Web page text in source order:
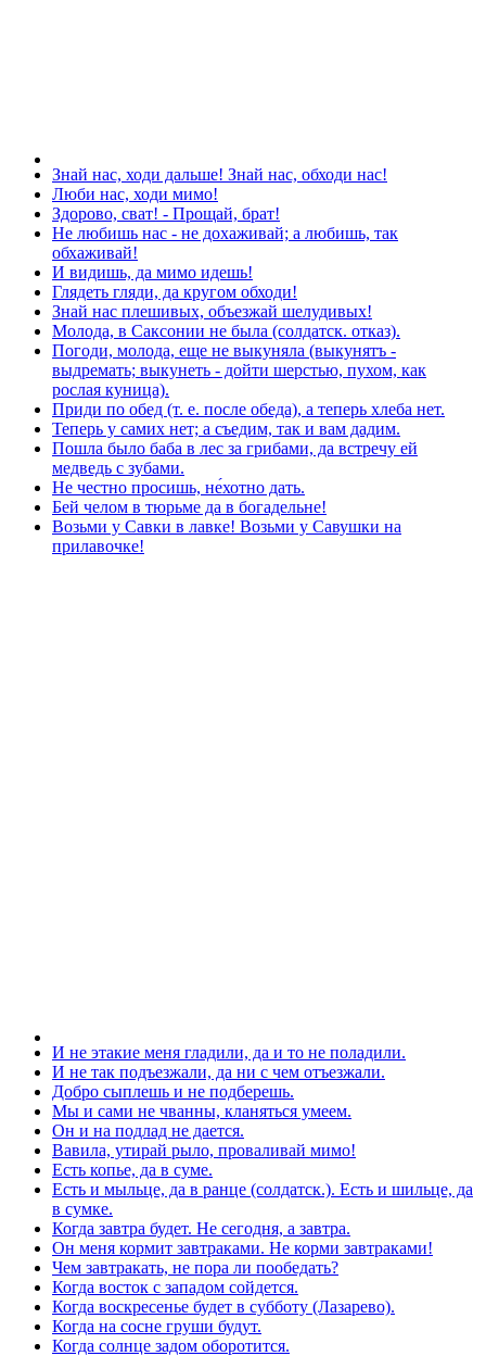
Знай нас, ходи дальше! Знай нас, обходи нас!
Люби нас, ходи мимо!
Здорово, сват! - Прощай, брат!
Не любишь нас - не дохаживай; а любишь, так
обхаживай!
И видишь, да мимо идешь!
Глядеть гляди, да кругом обходи!
Знай нас плешивых, объезжай шелудивых!
Молода, в Саксонии не была (солдатск. отказ).
Погоди, молода, еще не выкуняла (выкунятъ -
выдремать; выкунеть - дойти шерстью, пухом, как
рослая куница).
Приди по обед (т. е. после обеда), а теперь хлеба нет.
Теперь у самих нет; а съедим, так и вам дадим.
Пошла было баба в лес за грибами, да встречу ей
медведь с зубами.
Не честно просишь, не́хотно дать.
Бей челом в тюрьме да в богадельне!
Возьми у Савки в лавке! Возьми у Савушки на
прилавочке!
И не этакие меня гладили, да и то не поладили.
И не так подъезжали, да ни с чем отъезжали.
Добро сыплешь и не подберешь.
Мы и сами не чванны, кланяться умеем.
Он и на подлад не дается.
Вавила, утирай рыло, проваливай мимо!
Есть копье, да в суме.
Есть и мыльце, да в ранце (солдатск.). Есть и шильце, да
в сумке.
Когда завтра будет. Не сегодня, а завтра.
Он меня кормит завтраками. Не корми завтраками!
Чем завтракать, не пора ли пообедать?
Когда восток с западом сойдется.
Когда воскресенье будет в субботу (Лазарево).
Когда на сосне груши будут.
Когда солнце задом оборотится.